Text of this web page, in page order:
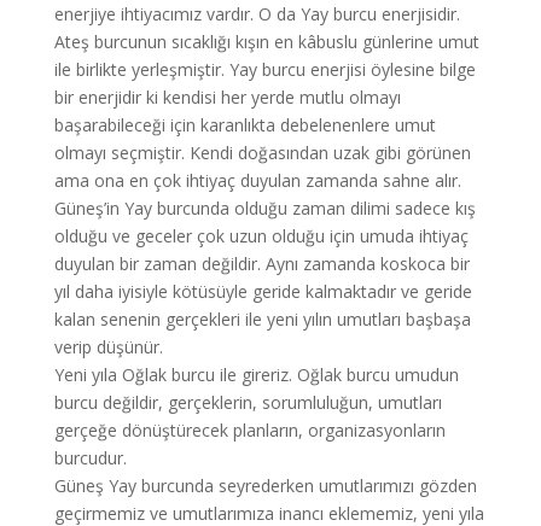
enerjiye ihtiyacımız vardır. O da Yay burcu enerjisidir.
Ateş burcunun sıcaklığı kışın en kâbuslu günlerine umut
ile birlikte yerleşmiştir. Yay burcu enerjisi öylesine bilge
bir enerjidir ki kendisi her yerde mutlu olmayı
başarabileceği için karanlıkta debelenenlere umut
olmayı seçmiştir. Kendi doğasından uzak gibi görünen
ama ona en çok ihtiyaç duyulan zamanda sahne alır.
Güneş’in Yay burcunda olduğu zaman dilimi sadece kış
olduğu ve geceler çok uzun olduğu için umuda ihtiyaç
duyulan bir zaman değildir. Aynı zamanda koskoca bir
yıl daha iyisiyle kötüsüyle geride kalmaktadır ve geride
kalan senenin gerçekleri ile yeni yılın umutları başbaşa
verip düşünür.
Yeni yıla Oğlak burcu ile gireriz. Oğlak burcu umudun
burcu değildir, gerçeklerin, sorumluluğun, umutları
gerçeğe dönüştürecek planların, organizasyonların
burcudur.
Güneş Yay burcunda seyrederken umutlarımızı gözden
geçirmemiz ve umutlarımıza inancı eklememiz, yeni yıla